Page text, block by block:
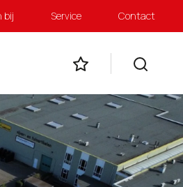
bij Service Contact